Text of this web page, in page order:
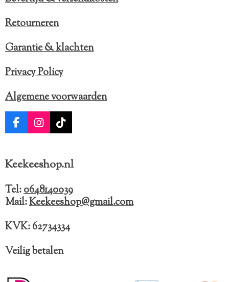
Retourneren
Garantie & klachten
Privacy Policy
Algemene voorwaarden
F
b
o
k
I
a
r
a
m
T
o
Keekeeshop.nl
Tel:0648140039
Mail:Keekeeshop@gmail.com
KVK: 62734334
Veilig betalen